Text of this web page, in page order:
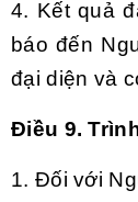
4. Kết quả
báo đến
đại diện và
Điều 9.
1. Đối với